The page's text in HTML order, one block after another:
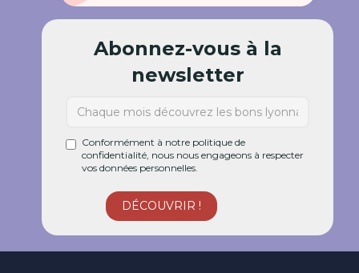
Abonnez-vous à la
newsletter
Conformément à notre politique de
confidentialité, nous nous engageons à respecter
vos données personnelles.